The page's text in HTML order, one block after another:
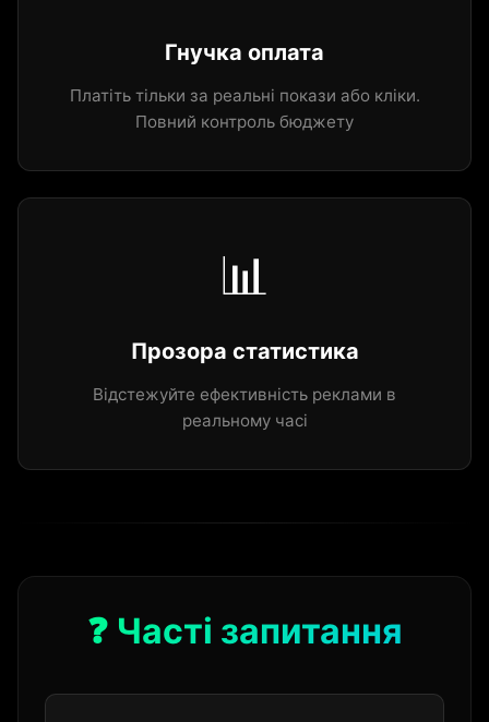
Гнучка оплата
Платіть тільки за реальні покази або кліки.
Повний контроль бюджету
📊
Прозора статистика
Відстежуйте ефективність реклами в
реальному часі
❓ Часті запитання